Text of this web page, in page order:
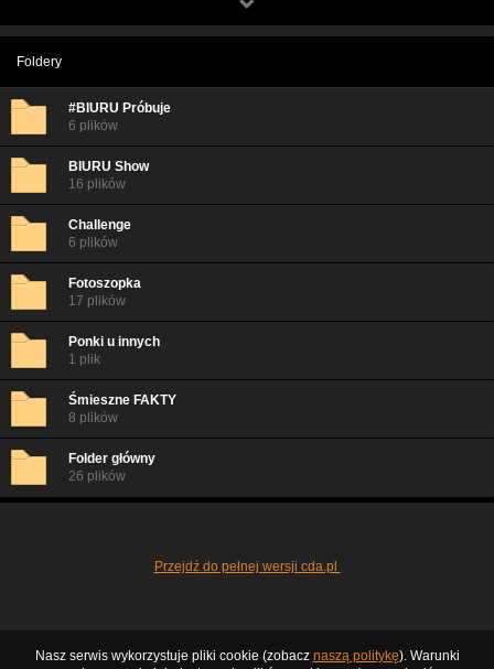
Foldery
#BIURU Próbuje
6 plików
BIURU Show
16 plików
Challenge
6 plików
Fotoszopka
17 plików
Ponki u innych
1 plik
Śmieszne FAKTY
8 plików
Folder główny
26 plików
Przejdź do pełnej wersji cda.pl
Nasz serwis wykorzystuje pliki cookie (zobacz naszą politykę). Warunki